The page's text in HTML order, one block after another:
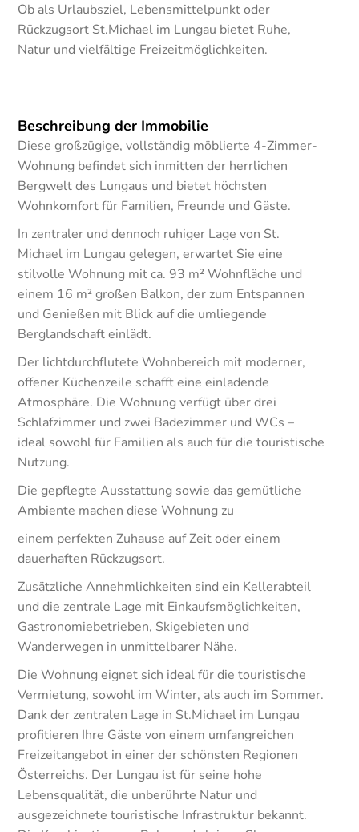
Ob als Urlaubsziel, Lebensmittelpunkt oder
Rückzugsort St.Michael im Lungau bietet Ruhe,
Natur und vielfältige Freizeitmöglichkeiten.
Beschreibung der Immobilie
Diese großzügige, vollständig möblierte 4-Zimmer-
Wohnung befindet sich inmitten der herrlichen
Bergwelt des Lungaus und bietet höchsten
Wohnkomfort für Familien, Freunde und Gäste.
In zentraler und dennoch ruhiger Lage von St.
Michael im Lungau gelegen, erwartet Sie eine
stilvolle Wohnung mit ca. 93 m² Wohnfläche und
einem 16 m² großen Balkon, der zum Entspannen
und Genießen mit Blick auf die umliegende
Berglandschaft einlädt.
Der lichtdurchflutete Wohnbereich mit moderner,
offener Küchenzeile schafft eine einladende
Atmosphäre. Die Wohnung verfügt über drei
Schlafzimmer und zwei Badezimmer und WCs –
ideal sowohl für Familien als auch für die touristische
Nutzung.
Die gepflegte Ausstattung sowie das gemütliche
Ambiente machen diese Wohnung zu
einem perfekten Zuhause auf Zeit oder einem
dauerhaften Rückzugsort.
Zusätzliche Annehmlichkeiten sind ein Kellerabteil
und die zentrale Lage mit Einkaufsmöglichkeiten,
Gastronomiebetrieben, Skigebieten und
Wanderwegen in unmittelbarer Nähe.
Die Wohnung eignet sich ideal für die touristische
Vermietung, sowohl im Winter, als auch im Sommer.
Dank der zentralen Lage in St.Michael im Lungau
profitieren Ihre Gäste von einem umfangreichen
Freizeitangebot in einer der schönsten Regionen
Österreichs. Der Lungau ist für seine hohe
Lebensqualität, die unberührte Natur und
ausgezeichnete touristische Infrastruktur bekannt.